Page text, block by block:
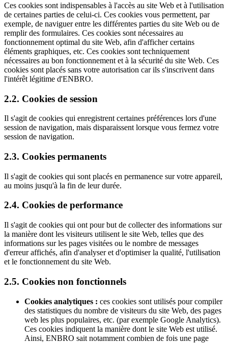
Ces cookies sont indispensables à l'accès au site Web et à l'utilisation
de certaines parties de celui-ci. Ces cookies vous permettent, par
exemple, de naviguer entre les différentes parties du site Web ou de
remplir des formulaires. Ces cookies sont nécessaires au
fonctionnement optimal du site Web, afin d'afficher certains
éléments graphiques, etc. Ces cookies sont techniquement
nécessaires au bon fonctionnement et à la sécurité du site Web. Ces
cookies sont placés sans votre autorisation car ils s'inscrivent dans
l'intérêt légitime d'ENBRO.
2.2. Cookies de session
Il s'agit de cookies qui enregistrent certaines préférences lors d'une
session de navigation, mais disparaissent lorsque vous fermez votre
session de navigation.
2.3. Cookies permanents
Il s'agit de cookies qui sont placés en permanence sur votre appareil,
au moins jusqu'à la fin de leur durée.
2.4. Cookies de performance
Il s'agit de cookies qui ont pour but de collecter des informations sur
la manière dont les visiteurs utilisent le site Web, telles que des
informations sur les pages visitées ou le nombre de messages
d'erreur affichés, afin d'analyser et d'optimiser la qualité, l'utilisation
et le fonctionnement du site Web.
2.5. Cookies non fonctionnels
Cookies analytiques : ces cookies sont utilisés pour compiler
des statistiques du nombre de visiteurs du site Web, des pages
web les plus populaires, etc. (par exemple Google Analytics).
Ces cookies indiquent la manière dont le site Web est utilisé.
Ainsi, ENBRO sait notamment combien de fois une page